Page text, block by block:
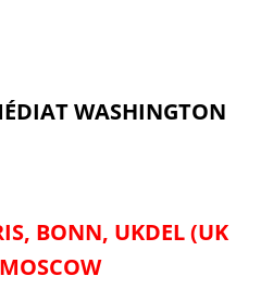
WASHINGTON
BONN, UKDEL (UK